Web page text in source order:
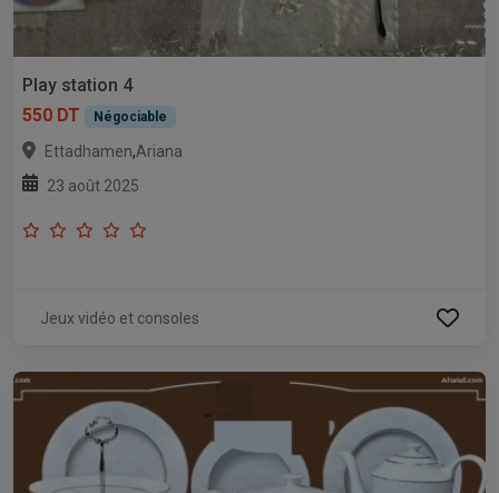
Play station 4
550 DT
Négociable
Ettadhamen,Ariana
23 août 2025
Jeux vidéo et consoles